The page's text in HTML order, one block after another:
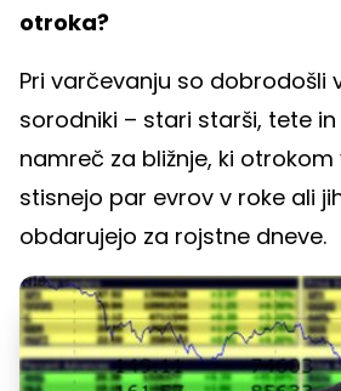
otroka?
Pri varčevanju so dobrodošli
sorodniki – stari starši, tete in
namreč za bližnje, ki otrokom
stisnejo par evrov v roke ali
obdarujejo za rojstne dneve.